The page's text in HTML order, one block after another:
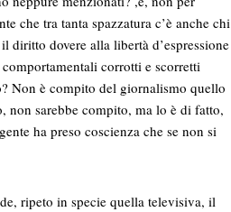
che tra tanta spazzatura c’è anche chi
diritto dovere alla libertà d’espressione
corrotti e scorretti
Non è compito del giornalismo quello
non sarebbe compito, ma lo è di fatto,
ha preso coscienza che se non si
ripeto in specie quella televisiva, il